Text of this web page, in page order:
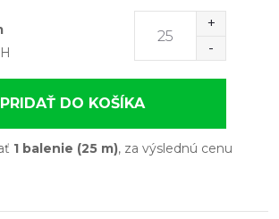
PRIDAŤ DO KOŠÍKA
1 balenie (25 m), za výslednú cenu